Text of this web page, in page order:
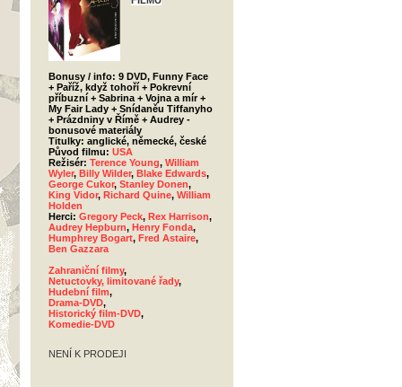
Bonusy / info: 9 DVD, Funny Face
+ Paříž, když tohoří + Pokrevní
příbuzní + Sabrina + Vojna a mír +
My Fair Lady + Snídaněu Tiffanyho
+ Prázdniny v Římě + Audrey -
bonusové materiály
Titulky: anglické, německé, české
Původ filmu: USA
Režisér: Terence Young, William
Wyler, Billy Wilder, Blake Edwards,
George Cukor, Stanley Donen,
King Vidor, Richard Quine, William
Holden
Herci: Gregory Peck, Rex Harrison,
Audrey Hepburn, Henry Fonda,
Humphrey Bogart, Fred Astaire,
Ben Gazzara
Zahraniční filmy,
Netuctovky, limitované řady,
Hudební film,
Drama-DVD,
Historický film-DVD,
Komedie-DVD
NENÍ K PRODEJI